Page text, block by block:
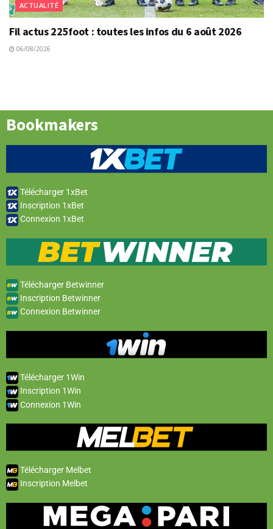
ACTUALITÉ
Fil actus 225foot : toutes les infos du 6 août 2026
06/08/2026
Bookmakers
Télécharger 1xBet
Inscription 1xBet
Connexion 1xBet
Télécharger Betwinner
Inscription Betwinner
Connexion Betwinner
Télécharger 1Win
Inscription 1Win
Connexion 1Win
Télécharger Melbet
Inscription Melbet